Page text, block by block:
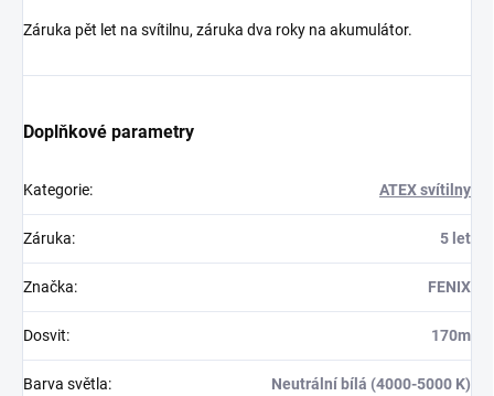
Záruka pět let na svítilnu, záruka dva roky na akumulátor.
Doplňkové parametry
Kategorie: ATEX svítilny
Záruka: 5 let
Značka: FENIX
Dosvit: 170m
Barva světla: Neutrální bílá (4000-5000 K)